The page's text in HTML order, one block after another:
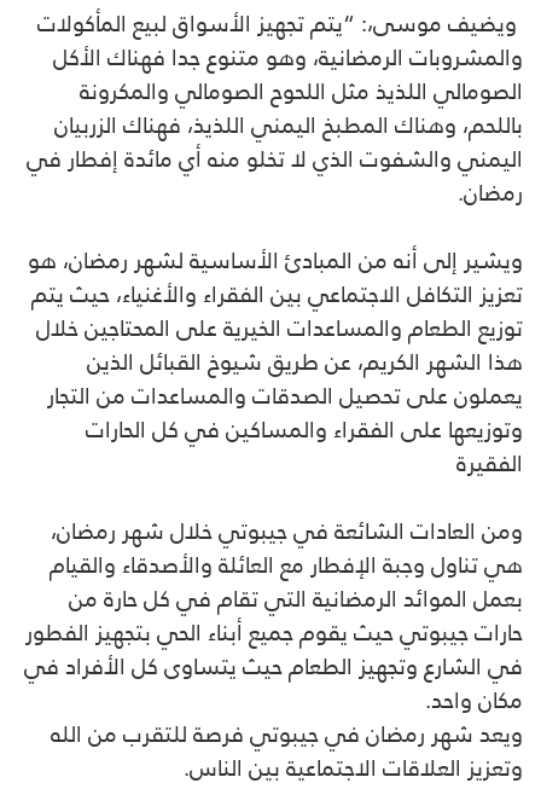
ويضيف موسى،: “يتم تجهيز الأسواق لبيع المأكولات
والمشروبات الرمضانية، وهو متنوع جدا فهناك الأكل
الصومالي اللذيذ مثل اللحوح الصومالي والمكرونة
باللحم، وهناك المطبخ اليمني اللذيذ، فهناك الزربيان
اليمني والشفوت الذي لا تخلو منه أي مائدة إفطار في
رمضان.
ويشير إلى أنه من المبادئ الأساسية لشهر رمضان، هو
تعزيز التكافل الاجتماعي بين الفقراء والأغنياء، حيث يتم
توزيع الطعام والمساعدات الخيرية على المحتاجين خلال
هذا الشهر الكريم، عن طريق شيوخ القبائل الذين
يعملون على تحصيل الصدقات والمساعدات من التجار
وتوزيعها على الفقراء والمساكين في كل الحارات
الفقيرة
ومن العادات الشائعة في جيبوتي خلال شهر رمضان،
هي تناول وجبة الإفطار مع العائلة والأصدقاء والقيام
بعمل الموائد الرمضانية التي تقام في كل حارة من
حارات جيبوتي حيث يقوم جميع أبناء الحي بتجهيز الفطور
في الشارع وتجهيز الطعام حيث يتساوى كل الأفراد في
مكان واحد.
ويعد شهر رمضان في جيبوتي فرصة للتقرب من الله
وتعزيز العلاقات الاجتماعية بين الناس.